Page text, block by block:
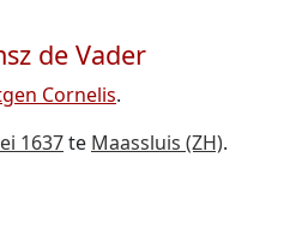
de Vader
Cornelis.
1637te Maassluis (ZH).